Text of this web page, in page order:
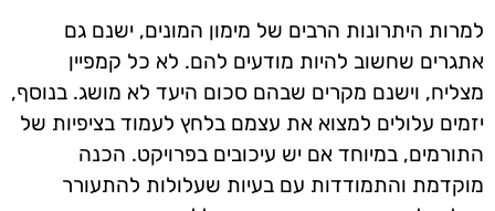
למרות היתרונות הרבים של מימון המונים, ישנם גם
אתגרים שחשוב להיות מודעים להם. לא כל קמפיין
מצליח, וישנם מקרים שבהם סכום היעד לא מושג. בנוסף,
יזמים עלולים למצוא את עצמם בלחץ לעמוד בציפיות של
התורמים, במיוחד אם יש עיכובים בפרויקט. הכנה
מוקדמת והתמודדות עם בעיות שעלולות להתעורר